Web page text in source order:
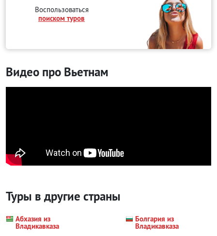
Воспользоваться
поиском туров
Видео про Вьетнам
Туры в другие страны
Абхазия из
Владикавказа
Болгария из
Владикавказа